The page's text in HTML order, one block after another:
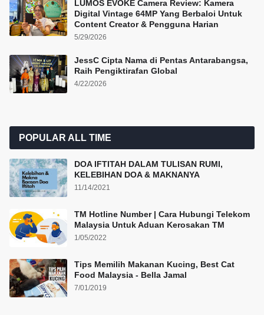
LUMOS EVOKE Camera Review: Kamera
Digital Vintage 64MP Yang Berbaloi Untuk
Content Creator & Pengguna Harian
5/29/2026
JessC Cipta Nama di Pentas Antarabangsa,
Raih Pengiktirafan Global
4/22/2026
POPULAR ALL TIME
DOA IFTITAH DALAM TULISAN RUMI,
KELEBIHAN DOA & MAKNANYA
11/14/2021
TM Hotline Number | Cara Hubungi Telekom
Malaysia Untuk Aduan Kerosakan TM
1/05/2022
Tips Memilih Makanan Kucing, Best Cat
Food Malaysia - Bella Jamal
7/01/2019